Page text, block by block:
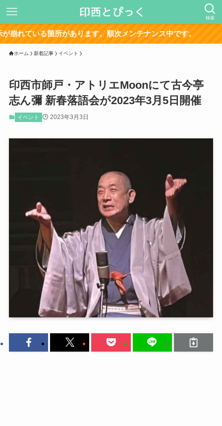
検索
所があります。順次メンテナンス中です。
ホーム 新着記事 イベント
印西市師戸・アトリエMoonにて古今亭
志ん彌 新春落語会が2023年3月5日開催
イベント 2023年3月3日